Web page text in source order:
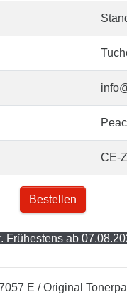
CE-
Bestellen
Frühestens ab
E / Original